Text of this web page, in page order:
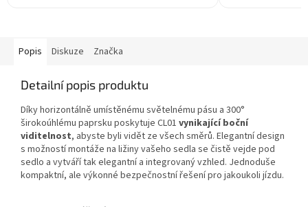
Popis Diskuze Značka
Detailní popis produktu
Díky horizontálně umístěnému světelnému pásu a 300°
širokoúhlému paprsku poskytuje CL01 vynikající boční
viditelnost, abyste byli vidět ze všech směrů. Elegantní design
s možností montáže na ližiny vašeho sedla se čistě vejde pod
sedlo a vytváří tak elegantní a integrovaný vzhled. Jednoduše
kompaktní, ale výkonné bezpečnostní řešení pro jakoukoli jízdu.